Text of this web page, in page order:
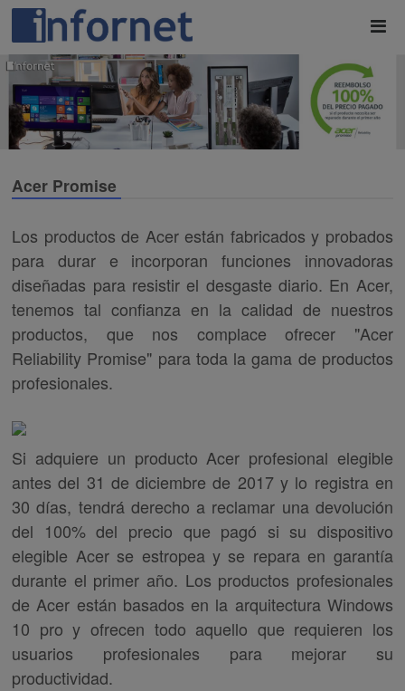
Acer Promise
Los productos de Acer están fabricados y probados
para durar e incorporan funciones innovadoras
diseñadas para resistir el desgaste diario. En Acer,
tenemos tal confianza en la calidad de nuestros
productos, que nos complace ofrecer "Acer
Reliability Promise" para toda la gama de productos
profesionales.
Si adquiere un producto Acer profesional elegible
antes del 31 de diciembre de 2017 y lo registra en
30 días, tendrá derecho a reclamar una devolución
del 100% del precio que pagó si su dispositivo
elegible Acer se estropea y se repara en garantía
durante el primer año. Los productos profesionales
de Acer están basados en la arquitectura Windows
10 pro y ofrecen todo aquello que requieren los
usuarios profesionales para mejorar su
productividad.